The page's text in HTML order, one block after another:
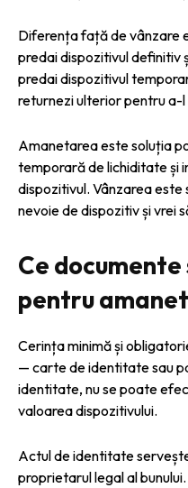
Diferența față de vânzare
predai dispozitivul definitiv
predai dispozitivul
returnezi ulterior pentru a-l
Amanetarea este soluția
temporară de lichiditate și
dispozitivul. Vânzarea
nevoie de dispozitiv și vrei
Ce
pentru
Cerința minimă și
— carte de identitate sau
identitate, nu se poate
valoarea dispozitivului.
Actul de identitate
proprietarul legal al